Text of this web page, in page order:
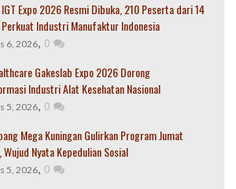
IGT Expo 2026 Resmi Dibuka, 210 Peserta dari 14
Perkuat Industri Manufaktur Indonesia
6, 2026, 0
Gakeslab Expo 2026 Dorong
Industri Alat Kesehatan Nasional
5, 2026, 0
Mega Kuningan Gulirkan Program Jumat
Wujud Nyata Kepedulian Sosial
5, 2026, 0